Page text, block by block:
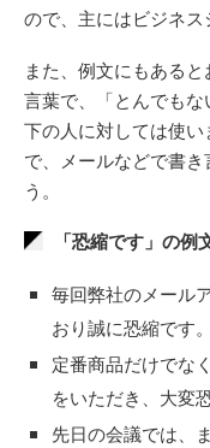
ので、主にはビジネス
また、例文にもある
言葉で、「とんでも
下の人に対しては使
で、メールなどで書
う。
「恐縮です」の例
毎回弊社のメール
おり誠に恐縮です。
定番商品だけでな
をいただき、大変
先日の会議では、